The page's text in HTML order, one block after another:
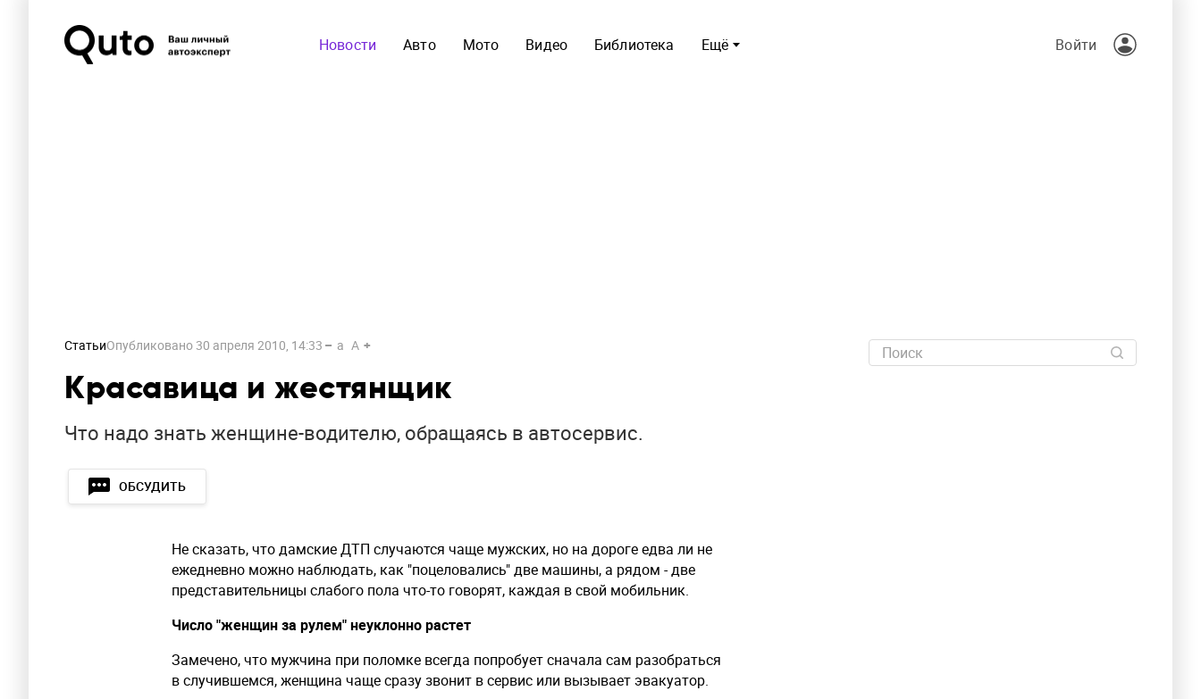
Ещё
Новости Авто Мото Видео Библиотека Войти
СтатьиОпубликовано 30 апреля 2010, 14:33 a A
Красавица и жестянщик
Что надо знать женщине-водителю, обращаясь в автосервис.
ОБСУДИТЬ
Не сказать, что дамские ДТП случаются чаще мужских, но на дороге едва ли не
ежедневно можно наблюдать, как "поцеловались" две машины, а рядом - две
представительницы слабого пола что-то говорят, каждая в свой мобильник.
Число "женщин за рулем" неуклонно растет
Замечено, что мужчина при поломке всегда попробует сначала сам разобраться
в случившемся, женщина чаще сразу звонит в сервис или вызывает эвакуатор.